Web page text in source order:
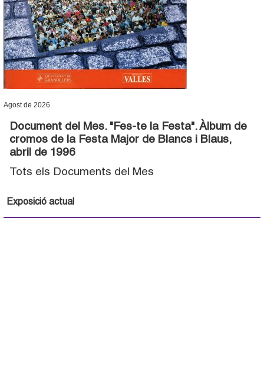
Agost de 2026
Document del Mes. "Fes-te la Festa". Àlbum de
cromos de la Festa Major de Blancs i Blaus,
abril de 1996
Tots els Documents del Mes
Exposició actual